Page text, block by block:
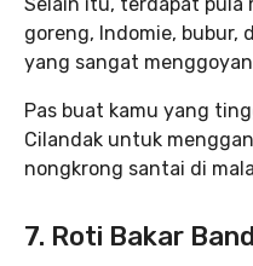
Selain itu, terdapat pula
goreng, Indomie, bubur,
yang sangat
Pas buat kamu yang
Cilandak untuk
nongkrong santai di
7. Roti Bakar